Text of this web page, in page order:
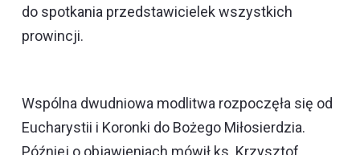
do spotkania przedstawicielek wszystkich
prowincji.
Wspólna dwudniowa modlitwa rozpoczęła się od
Eucharystii i Koronki do Bożego Miłosierdzia.